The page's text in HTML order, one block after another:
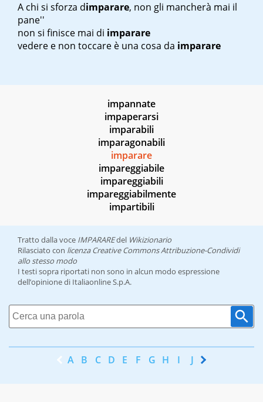
A chi si sforza dimparare, non gli mancherà mai il
pane''
non si finisce mai di imparare
vedere e non toccare è una cosa da imparare
impannate
impaperarsi
imparabili
imparagonabili
imparare
impareggiabile
impareggiabili
impareggiabilmente
impartibili
Tratto dalla voce IMPARAREdel Wikizionario
Rilasciato con licenza Creative Commons Attribuzione-Condividi
allo stesso modo
I testi sopra riportati non sono in alcun modo espressione
dell’opinione di Italiaonline S.p.A.
A B C D E F G H I J K